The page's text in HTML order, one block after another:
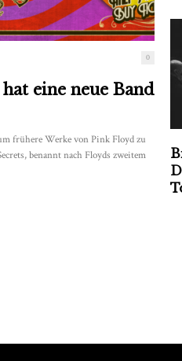
0
eine neue Band
frühere Werke von Pink Floyd zu
benannt nach Floyds zweitem